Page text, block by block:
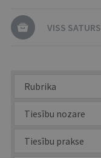
VISS SATURS
Rubrika
Tiesību nozare
Tiesību prakse